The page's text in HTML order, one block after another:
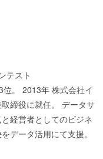
テスト
。 2013年 株式会社イ
締役に就任。 データサ
経営者としてのビジネ
データ活用にて支援。